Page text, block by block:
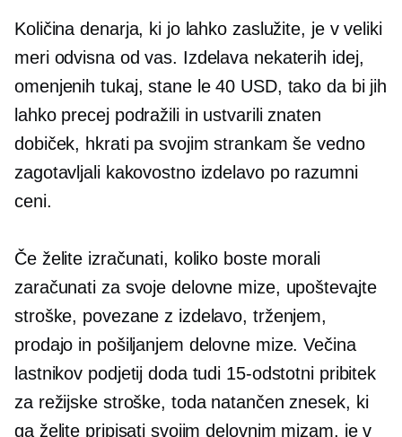
Količina denarja, ki jo lahko zaslužite, je v veliki
meri odvisna od vas. Izdelava nekaterih idej,
omenjenih tukaj, stane le 40 USD, tako da bi jih
lahko precej podražili in ustvarili znaten
dobiček, hkrati pa svojim strankam še vedno
zagotavljali kakovostno izdelavo po razumni
ceni.
Če želite izračunati, koliko boste morali
zaračunati za svoje delovne mize, upoštevajte
stroške, povezane z izdelavo, trženjem,
prodajo in pošiljanjem delovne mize. Večina
lastnikov podjetij doda tudi 15-odstotni pribitek
za režijske stroške, toda natančen znesek, ki
ga želite pripisati svojim delovnim mizam, je v